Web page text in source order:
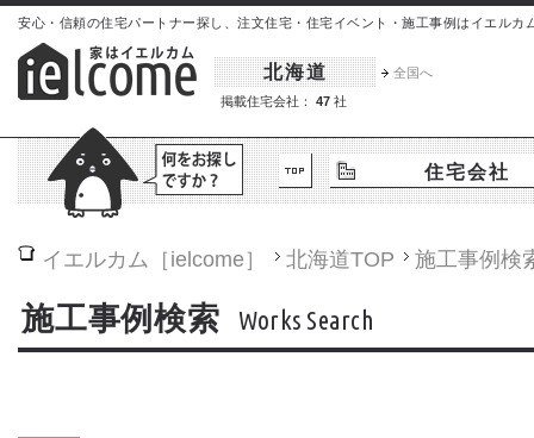
安心・信頼の住宅パートナー探し、注文住宅・住宅イベント・施工事例はイエルカ
北海道
全国へ
掲載住宅会社：
47 社
住宅会社
イエルカム［ielcome］ 北海道TOP 施工事例検
施工事例検索 Works Search